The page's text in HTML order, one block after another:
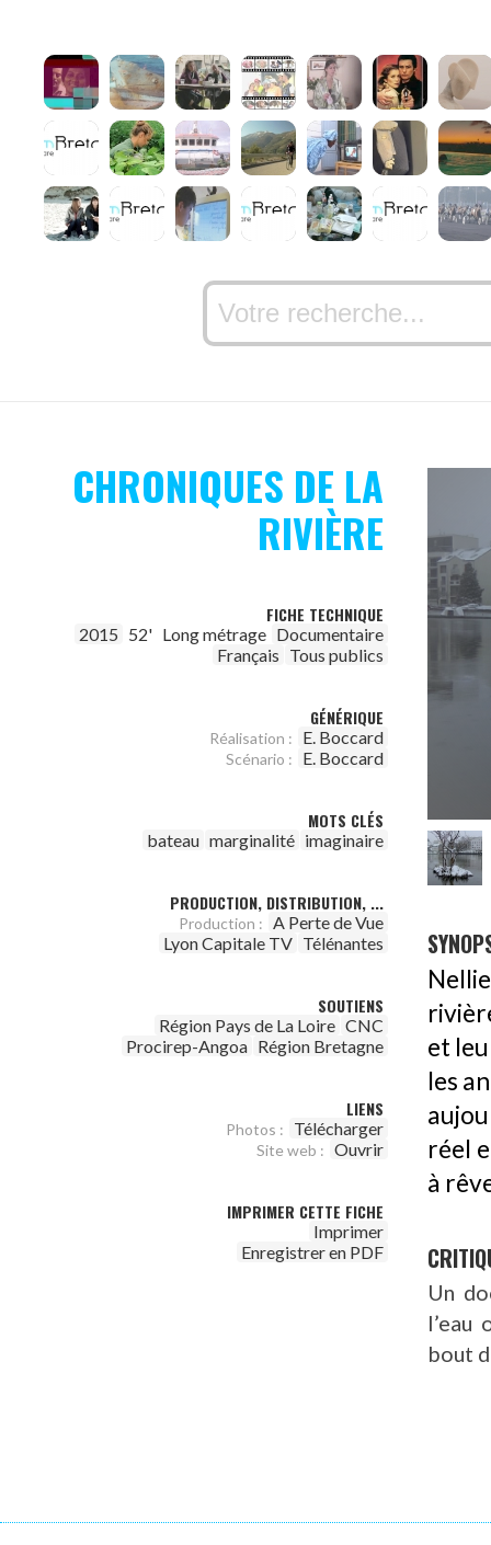
CHRONIQUES DE LA
RIVIÈRE
FICHE TECHNIQUE
2015 52' Long métrage Documentaire
Français Tous publics
GÉNÉRIQUE
Réalisation : E. Boccard
Scénario : E. Boccard
MOTS CLÉS
bateau marginalité imaginaire
PRODUCTION, DISTRIBUTION, ...
Production : A Perte de Vue
Lyon Capitale TV Télénantes
SOUTIENS
Région Pays de La Loire CNC
Procirep-Angoa Région Bretagne
LIENS
Photos : Télécharger
Site web : Ouvrir
IMPRIMER CETTE FICHE
Imprimer
Enregistrer en PDF
et
les
réel
à
Un
l’eau
bout